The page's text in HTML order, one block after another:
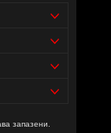
запазени.